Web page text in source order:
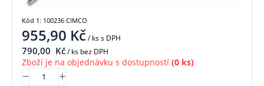
955,90 Kč/ kss DPH
790,00 Kč/ ks bez DPH
Zboží je na objednávku s dostupností (0 ks)
Kód 1: 100236 CIMCO